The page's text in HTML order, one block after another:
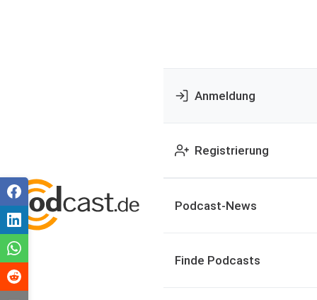
Anmeldung
Registrierung
Podcast-News
Finde Podcasts